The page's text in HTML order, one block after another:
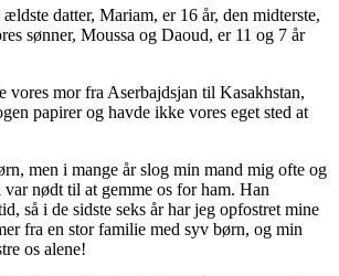
datter, Mariam, er 16 år, den midterste,
sønner, Moussa og Daoud, er 11 og 7 år
vores mor fra Aserbajdsjan til Kasakhstan,
papirer og havde ikke vores eget sted at
men i mange år slog min mand mig ofte og
nødt til at gemme os for ham. Han
så i de sidste seks år har jeg opfostret mine
fra en stor familie med syv børn, og min
os alene!